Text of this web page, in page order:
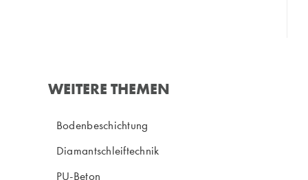
WEITERE THEMEN
Bodenbeschichtung
Diamantschleiftechnik
PU-Beton